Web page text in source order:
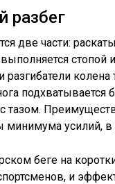
разбег
две части:
выполняется
разгибатели
тазом.
минимума усилий, в
беге на
и